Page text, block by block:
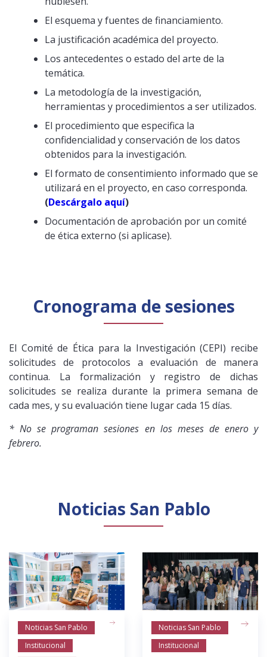
El esquema y fuentes de financiamiento.
La justificación académica del proyecto.
Los antecedentes o estado del arte de la
temática.
La metodología de la investigación,
herramientas y procedimientos a ser utilizados.
El procedimiento que especifica la
confidencialidad y conservación de los datos
obtenidos para la investigación.
El formato de consentimiento informado que se
utilizará en el proyecto, en caso corresponda.
(Descárgalo aquí)
Documentación de aprobación por un comité
de ética externo (si aplicase).
Cronograma de sesiones
El Comité de Ética para la Investigación (CEPI) recibe
solicitudes de protocolos a evaluación de manera
continua. La formalización y registro de dichas
solicitudes se realiza durante la primera semana de
cada mes, y su evaluación tiene lugar cada 15 días.
* No se programan sesiones en los meses de enero y
febrero.
Noticias San Pablo
Noticias San Pablo
Institucional
Noticias San Pablo
Institucional